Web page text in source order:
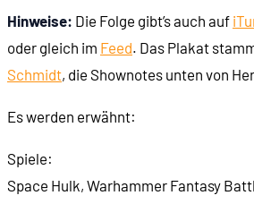
Hinweise: Die Folge gibt’s auch auf
oder gleich im Feed. Das Plakat
Schmidt, die Shownotes unten von
Es werden erwähnt:
Spiele:
Space Hulk, Warhammer Fantasy